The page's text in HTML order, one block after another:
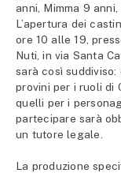
anni, Mimma 9
L’apertura dei
ore 10 alle 19,
Nuti, in via Santa
sarà così
provini per i ruoli di
quelli per i
partecipare sarà
un tutore legale.
La produzione